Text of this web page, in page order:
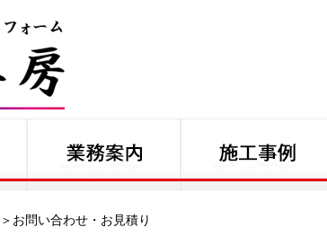
＞お問い合わせ・お見積り